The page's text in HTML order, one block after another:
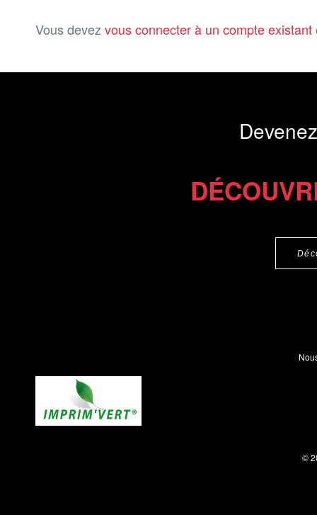
Vous devez vous connecter à un compte existant
©